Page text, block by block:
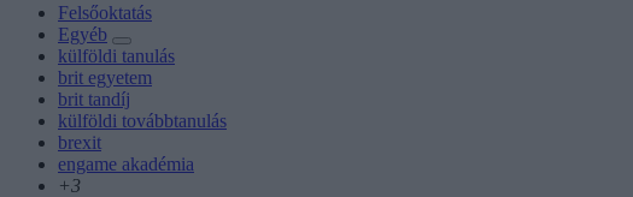
Felsőoktatás
Egyéb
külföldi tanulás
brit egyetem
brit tandíj
külföldi továbbtanulás
brexit
engame akadémia
+3